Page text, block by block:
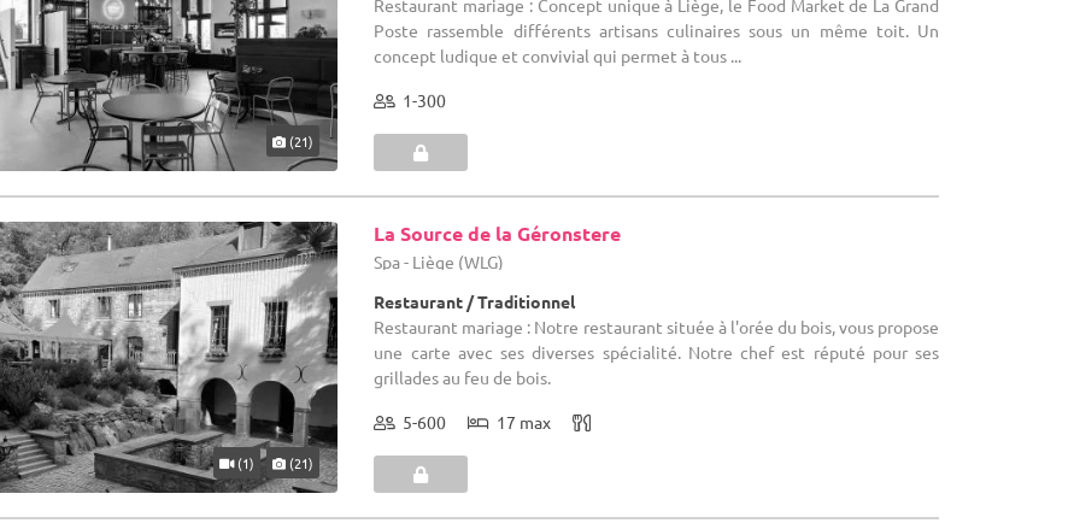
(21)
Restaurant mariage : Concept unique à Liège, le Food Market de La Grand
Poste rassemble différents artisans culinaires sous un même toit. Un
concept ludique et convivial qui permet à tous ...
1-300
(1) (21)
La Source de la Géronstere
Spa - Liège (WLG)
Restaurant / Traditionnel
Restaurant mariage : Notre restaurant située à l'orée du bois, vous propose
une carte avec ses diverses spécialité. Notre chef est réputé pour ses
grillades au feu de bois.
5-600 17 max